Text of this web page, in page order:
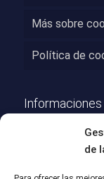
de
Más sobre
Política de
Informaciones
Condiciones